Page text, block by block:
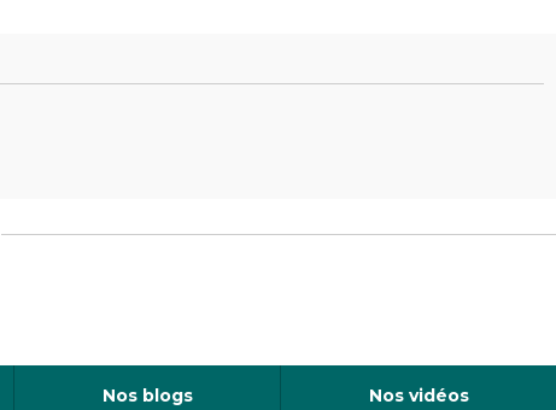
Nos blogs Nos vidéos